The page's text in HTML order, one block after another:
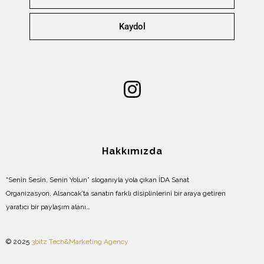
Kaydol
Hakkımızda
“Senin Sesin, Senin Yolun” sloganıyla yola çıkan İDA Sanat
Organizasyon, Alsancak’ta sanatın farklı disiplinlerini bir araya getiren
yaratıcı bir paylaşım alanı…
© 2025 3bitz Tech&Marketing Agency